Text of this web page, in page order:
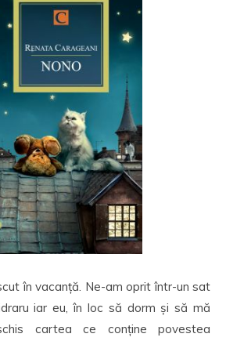
în vacanță. Ne-am oprit într-un sat
iar eu, în loc să dorm și să mă
cartea ce conține povestea